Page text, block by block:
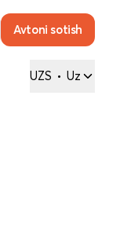
Avtoni sotish
UZS • Uz